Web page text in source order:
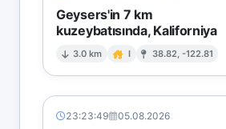
Geysers'in 7 km
kuzeybatısında, Kaliforniya
3.0 km I 38.82, -122.81
23:23:49 05.08.2026